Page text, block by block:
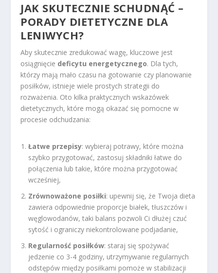
JAK SKUTECZNIE SCHUDNĄĆ –
PORADY DIETETYCZNE DLA
LENIWYCH?
Aby skutecznie zredukować wagę, kluczowe jest
osiągnięcie deficytu energetycznego. Dla tych,
którzy mają mało czasu na gotowanie czy planowanie
posiłków, istnieje wiele prostych strategii do
rozważenia. Oto kilka praktycznych wskazówek
dietetycznych, które mogą okazać się pomocne w
procesie odchudzania:
Łatwe przepisy: wybieraj potrawy, które można
szybko przygotować, zastosuj składniki łatwe do
połączenia lub takie, które można przygotować
wcześniej,
Zrównoważone posiłki: upewnij się, że Twoja dieta
zawiera odpowiednie proporcje białek, tłuszczów i
węglowodanów, taki balans pozwoli Ci dłużej czuć
sytość i ograniczy niekontrolowane podjadanie,
Regularność posiłków: staraj się spożywać
jedzenie co 3-4 godziny, utrzymywanie regularnych
odstępów między posiłkami pomoże w stabilizacji